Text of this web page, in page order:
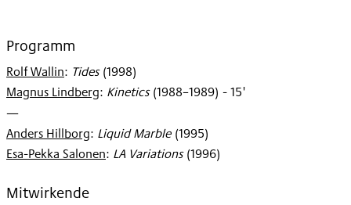
Programm
Rolf Wallin: Tides (1998)
Magnus Lindberg: Kinetics (1988–1989) - 15'
—
Anders Hillborg: Liquid Marble (1995)
Esa-Pekka Salonen: LA Variations (1996)
Mitwirkende